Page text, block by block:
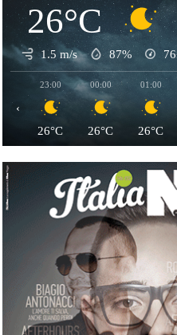
26°C
1.5 m/s 87%
23:00
26°C
00:00
26°C
01:00
26°C
‹